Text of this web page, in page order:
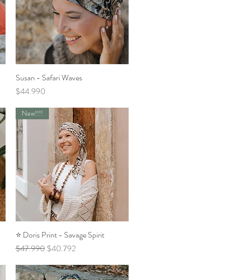
Vista rápida
Susan - Safari Waves
Precio
$44.990
Vista rápida
New!!!!
⭐️ Doris Print - Savage Spirit
Precio
$47.990 Precio de oferta
$40.792